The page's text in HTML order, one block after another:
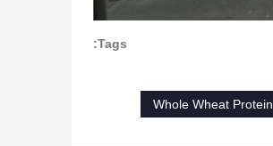
Tags:
Whole Wheat Protein